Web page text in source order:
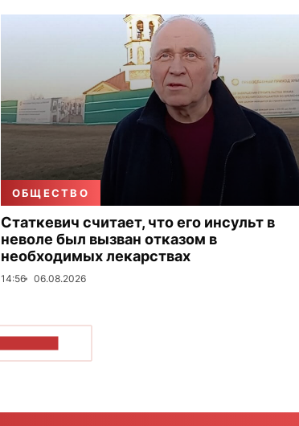
ОБЩЕСТВО
Статкевич считает, что его инсульт в
неволе был вызван отказом в
необходимых лекарствах
14:56 06.08.2026